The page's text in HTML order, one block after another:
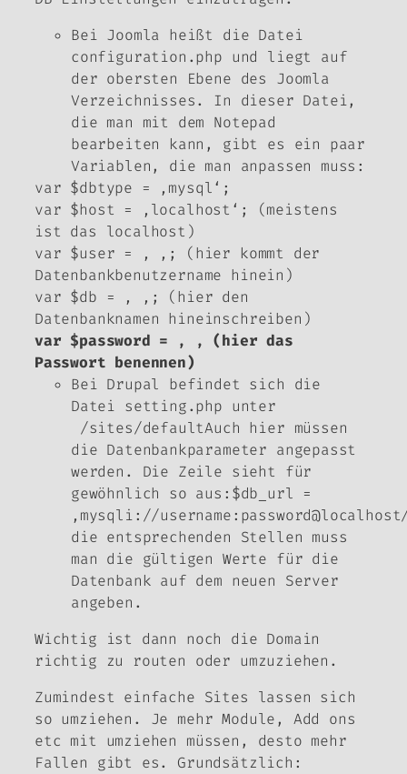
Bei Joomla heißt die Datei
configuration.php und liegt auf
der obersten Ebene des Joomla
Verzeichnisses. In dieser Datei,
die man mit dem Notepad
bearbeiten kann, gibt es ein paar
Variablen, die man anpassen muss:
var $dbtype = ‚mysql‘;
var $host = ‚localhost‘; (meistens
ist das localhost)
var $user = ‚ ‚; (hier kommt der
Datenbankbenutzername hinein)
var $db = ‚ ‚; (hier den
Datenbanknamen hineinschreiben)
var $password = ‚ ‚ (hier das
Passwort benennen)
Bei Drupal befindet sich die
Datei setting.php unter
/sites/defaultAuch hier müssen
die Datenbankparameter angepasst
werden. Die Zeile sieht für
gewöhnlich so aus:$db_url =
‚mysqli://username:password@localhost/
die entsprechenden Stellen muss
man die gültigen Werte für die
Datenbank auf dem neuen Server
angeben.
Wichtig ist dann noch die Domain
richtig zu routen oder umzuziehen.
Zumindest einfache Sites lassen sich
so umziehen. Je mehr Module, Add ons
etc mit umziehen müssen, desto mehr
Fallen gibt es. Grundsätzlich: